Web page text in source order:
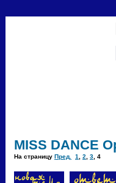
MISS DANCE
На страницу Пред. 1 2 3 4